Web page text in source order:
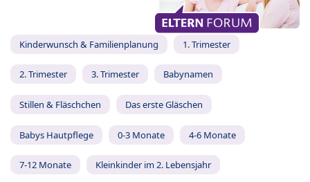
Kinderwunsch & Familienplanung 1. Trimester
2. Trimester 3. Trimester Babynamen
Stillen & Fläschchen Das erste Gläschen
Babys Hautpflege 0-3 Monate 4-6 Monate
7-12 Monate Kleinkinder im 2. Lebensjahr